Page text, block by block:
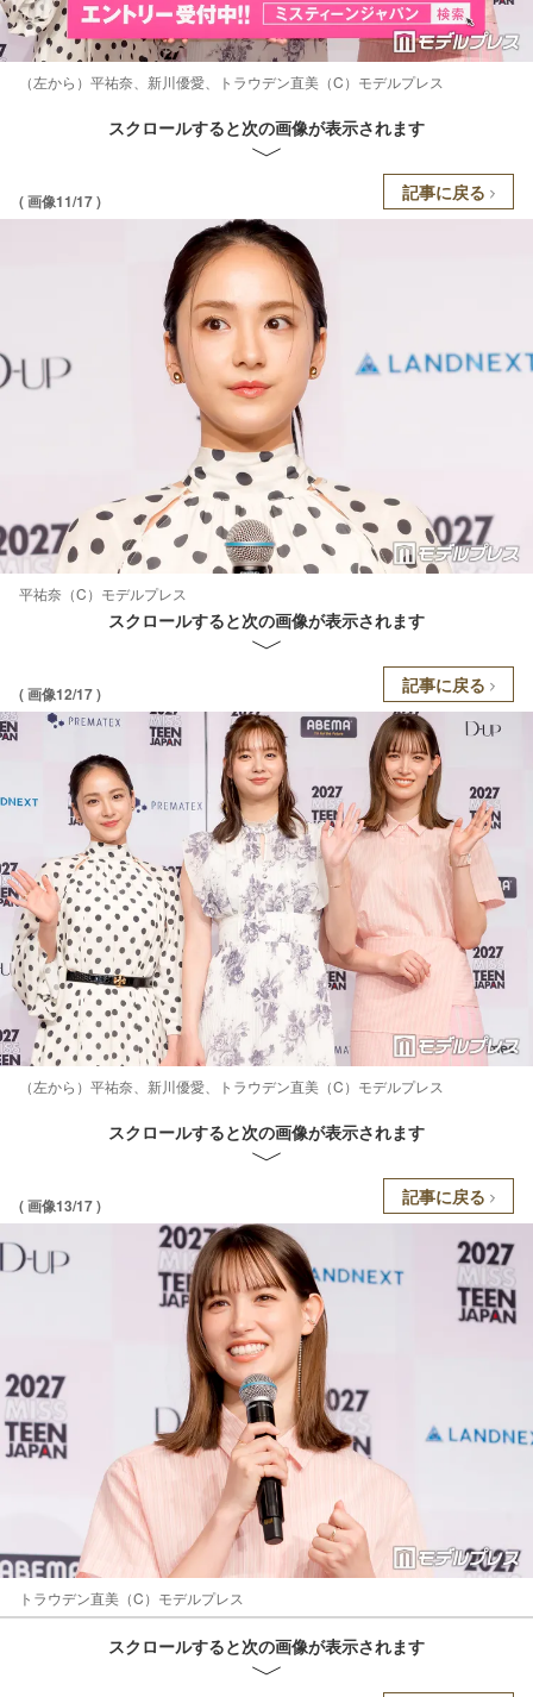
（左から）平祐奈、新川優愛、トラウデン直美（C）モデルプレス
スクロールすると次の画像が表示されます
( 画像11/17 ) 記事に戻る
平祐奈（C）モデルプレス
スクロールすると次の画像が表示されます
( 画像12/17 ) 記事に戻る
（左から）平祐奈、新川優愛、トラウデン直美（C）モデルプレス
スクロールすると次の画像が表示されます
( 画像13/17 ) 記事に戻る
トラウデン直美（C）モデルプレス
スクロールすると次の画像が表示されます